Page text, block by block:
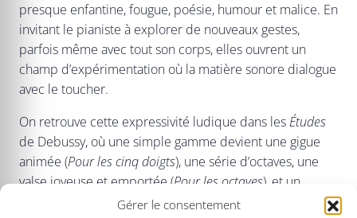
Gérer le consentement
presque enfantine, fougue, poésie, humour et malice. En
invitant le pianiste à explorer de nouveaux gestes,
parfois même avec tout son corps, elles ouvrent un
champ d’expérimentation où la matière sonore dialogue
avec le toucher.
On retrouve cette expressivité ludique dans lesÉtudes
de Debussy, où une simple gamme devient une gigue
animée (Pour les cinq doigts), une série d’octaves, une
valse joyeuse et emportée (Pour les octaves), et un
mouvement perpétuel, une chorégraphie quasi-